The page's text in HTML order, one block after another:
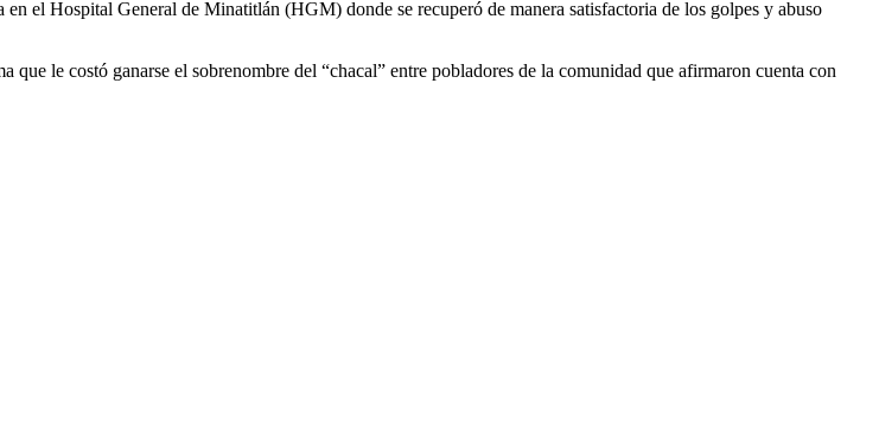
el Hospital General de Minatitlán (HGM) donde se recuperó de manera satisfactoria de los golpes y abuso
le costó ganarse el sobrenombre del “chacal” entre pobladores de la comunidad que afirmaron cuenta con